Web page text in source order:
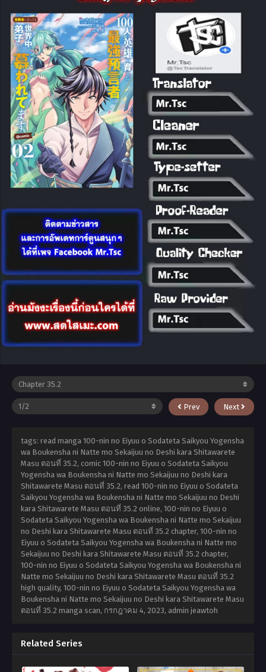
Prev Next
tags: read manga 100-nin no Eiyuu o Sodateta Saikyou Yogensha
wa Boukensha ni Natte mo Sekaijuu no Deshi kara Shitawarete
Masu ตอนที่ 35.2, comic 100-nin no Eiyuu o Sodateta Saikyou
Yogensha wa Boukensha ni Natte mo Sekaijuu no Deshi kara
Shitawarete Masu ตอนที่ 35.2, read 100-nin no Eiyuu o Sodateta
Saikyou Yogensha wa Boukensha ni Natte mo Sekaijuu no Deshi
kara Shitawarete Masu ตอนที่ 35.2 online, 100-nin no Eiyuu o
Sodateta Saikyou Yogensha wa Boukensha ni Natte mo Sekaijuu
no Deshi kara Shitawarete Masu ตอนที่ 35.2 chapter, 100-nin no
Eiyuu o Sodateta Saikyou Yogensha wa Boukensha ni Natte mo
Sekaijuu no Deshi kara Shitawarete Masu ตอนที่ 35.2 chapter,
100-nin no Eiyuu o Sodateta Saikyou Yogensha wa Boukensha ni
Natte mo Sekaijuu no Deshi kara Shitawarete Masu ตอนที่ 35.2
high quality, 100-nin no Eiyuu o Sodateta Saikyou Yogensha wa
Boukensha ni Natte mo Sekaijuu no Deshi kara Shitawarete Masu
ตอนที่ 35.2 manga scan, กรกฎาคม 4, 2023, admin jeawtoh
Related Series